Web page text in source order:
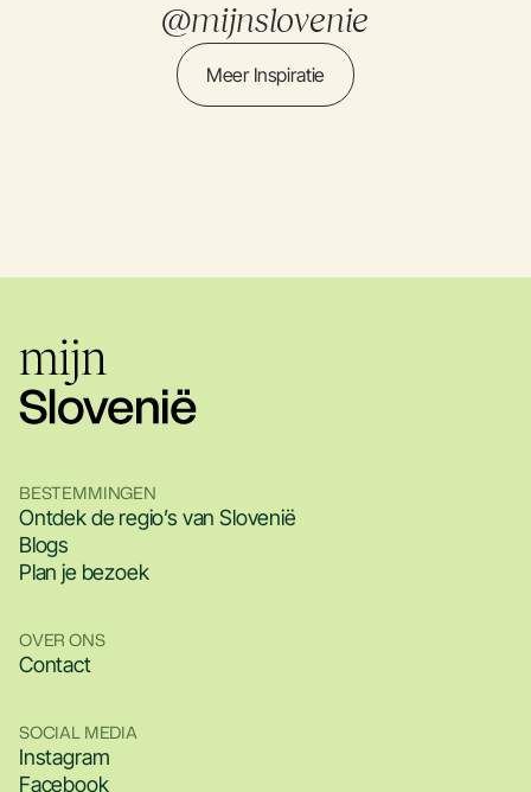
@mijnslovenie
Meer Inspiratie
BESTEMMINGEN
Ontdek de regio’s van Slovenië
Blogs
Plan je bezoek
OVER ONS
Contact
SOCIAL MEDIA
Instagram
Facebook